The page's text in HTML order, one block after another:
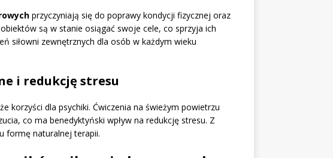
przyczyniają się do poprawy kondycji fizycznej oraz
są w stanie osiągać swoje cele, co sprzyja ich
siłowni zewnętrznych dla osób w każdym wieku
i redukcję stresu
korzyści dla psychiki. Ćwiczenia na świeżym powietrzu
co ma benedyktyński wpływ na redukcję stresu. Z
formę naturalnej terapii.